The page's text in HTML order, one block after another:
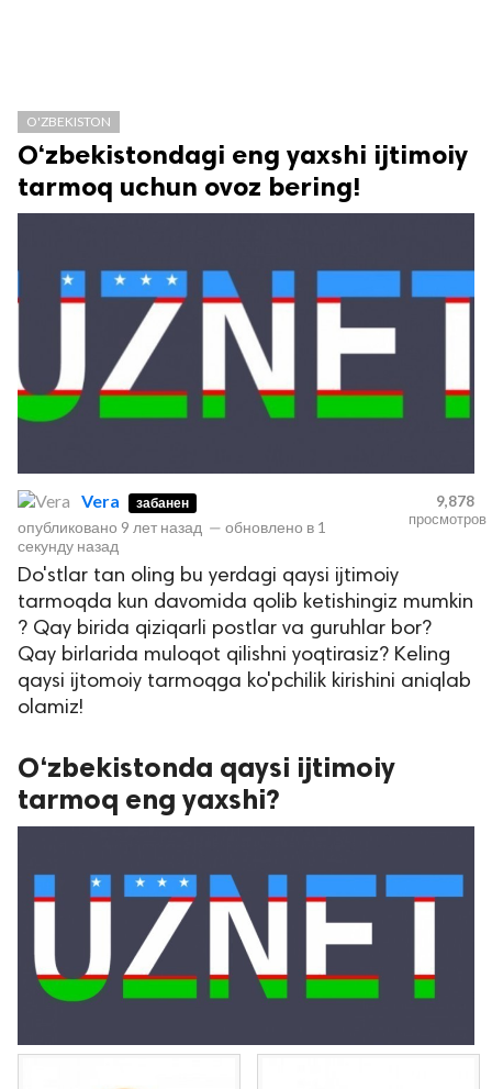
защищены.
O'ZBEKISTON
O‘zbekistondagi eng yaxshi ijtimoiy
tarmoq uchun ovoz bering!
Vera забанен
опубликовано 9 лет назад — обновлено в 1
секунду назад
9,878
просмотров
Do'stlar tan oling bu yerdagi qaysi ijtimoiy
tarmoqda kun davomida qolib ketishingiz mumkin
? Qay birida qiziqarli postlar va guruhlar bor?
Qay birlarida muloqot qilishni yoqtirasiz? Keling
qaysi ijtomoiy tarmoqga ko'pchilik kirishini aniqlab
olamiz!
O‘zbekistonda qaysi ijtimoiy
tarmoq eng yaxshi?